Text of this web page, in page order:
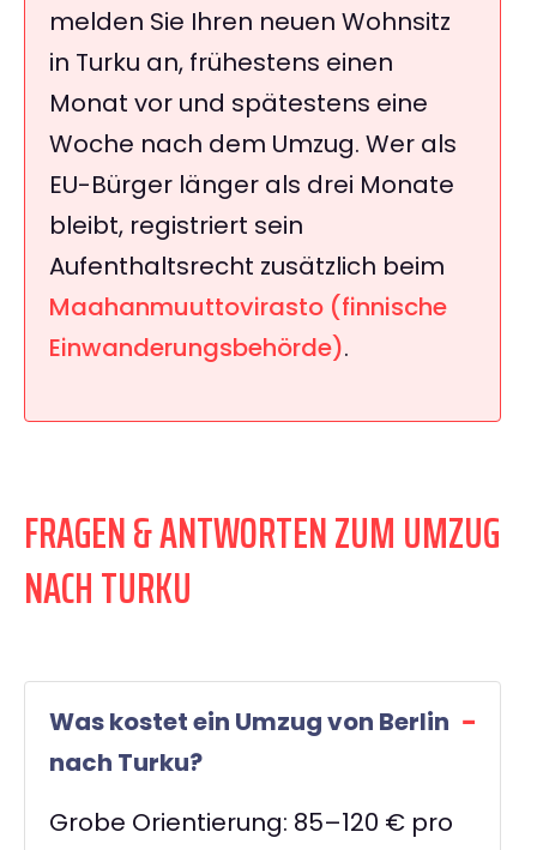
melden Sie Ihren neuen Wohnsitz
in Turku an, frühestens einen
Monat vor und spätestens eine
Woche nach dem Umzug. Wer als
EU-Bürger länger als drei Monate
bleibt, registriert sein
Aufenthaltsrecht zusätzlich beim
Maahanmuuttovirasto (finnische
Einwanderungsbehörde).
FRAGEN & ANTWORTEN ZUM UMZUG
NACH TURKU
Was kostet ein Umzug von Berlin
nach Turku?
Grobe Orientierung: 85–120 € pro